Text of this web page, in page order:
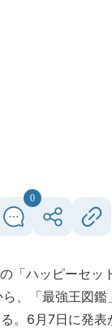
0
「ハッピーセッ
、「最強王図鑑
。6月7日に発表